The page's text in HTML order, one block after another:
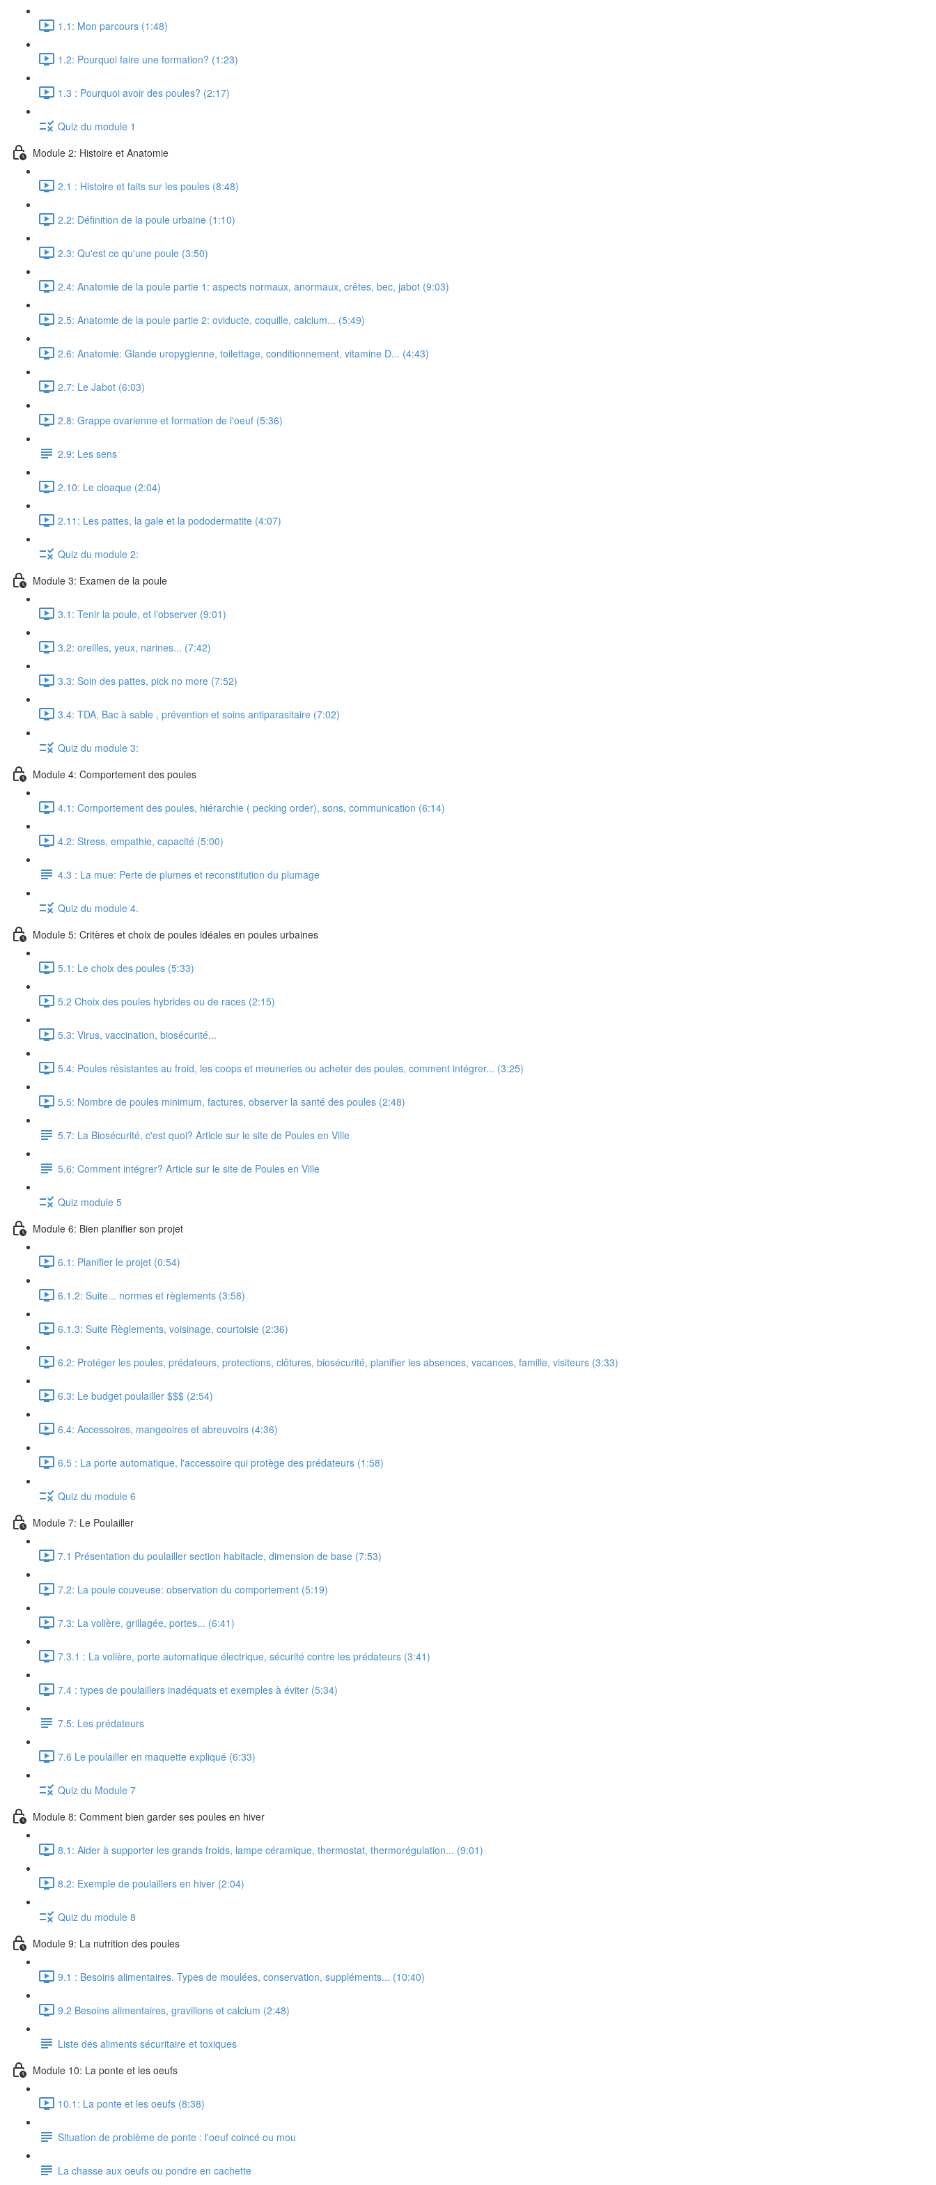
1.1: Mon parcours (1:48)
1.2: Pourquoi faire une formation? (1:23)
1.3 : Pourquoi avoir des poules? (2:17)
Quiz du module 1
Module 2: Histoire et Anatomie
2.1 : Histoire et faits sur les poules (8:48)
2.2: Définition de la poule urbaine (1:10)
2.3: Qu'est ce qu'une poule (3:50)
2.4: Anatomie de la poule partie 1: aspects normaux, anormaux, crêtes, bec, jabot (9:03)
2.5: Anatomie de la poule partie 2: oviducte, coquille, calcium... (5:49)
2.6: Anatomie: Glande uropygienne, toilettage, conditionnement, vitamine D... (4:43)
2.7: Le Jabot (6:03)
2.8: Grappe ovarienne et formation de l'oeuf (5:36)
2.9: Les sens
2.10: Le cloaque (2:04)
2.11: Les pattes, la gale et la pododermatite (4:07)
Quiz du module 2:
Module 3: Examen de la poule
3.1: Tenir la poule, et l'observer (9:01)
3.2: oreilles, yeux, narines... (7:42)
3.3: Soin des pattes, pick no more (7:52)
3.4: TDA, Bac à sable , prévention et soins antiparasitaire (7:02)
Quiz du module 3:
Module 4: Comportement des poules
4.1: Comportement des poules, hiérarchie ( pecking order), sons, communication (6:14)
4.2: Stress, empathie, capacité (5:00)
4.3 : La mue: Perte de plumes et reconstitution du plumage
Quiz du module 4.
Module 5: Critères et choix de poules idéales en poules urbaines
5.1: Le choix des poules (5:33)
5.2 Choix des poules hybrides ou de races (2:15)
5.3: Virus, vaccination, biosécurité...
5.4: Poules résistantes au froid, les coops et meuneries ou acheter des poules, comment intégrer... (3:25)
5.5: Nombre de poules minimum, factures, observer la santé des poules (2:48)
5.7: La Biosécurité, c'est quoi? Article sur le site de Poules en Ville
5.6: Comment intégrer? Article sur le site de Poules en Ville
Quiz module 5
Module 6: Bien planifier son projet
6.1: Planifier le projet (0:54)
6.1.2: Suite... normes et règlements (3:58)
6.1.3: Suite Règlements, voisinage, courtoisie (2:36)
6.2: Protéger les poules, prédateurs, protections, clôtures, biosécurité, planifier les absences, vacances, famille, visiteurs (3:33)
6.3: Le budget poulailler $$$ (2:54)
6.4: Accessoires, mangeoires et abreuvoirs (4:36)
6.5 : La porte automatique, l'accessoire qui protège des prédateurs (1:58)
Quiz du module 6
Module 7: Le Poulailler
7.1 Présentation du poulailler section habitacle, dimension de base (7:53)
7.2: La poule couveuse: observation du comportement (5:19)
7.3: La volière, grillagée, portes... (6:41)
7.3.1 : La volière, porte automatique électrique, sécurité contre les prédateurs (3:41)
7.4 : types de poulaillers inadéquats et exemples à éviter (5:34)
7.5: Les prédateurs
7.6 Le poulailler en maquette expliqué (6:33)
Quiz du Module 7
Module 8: Comment bien garder ses poules en hiver
8.1: Aider à supporter les grands froids, lampe céramique, thermostat, thermorégulation... (9:01)
8.2: Exemple de poulaillers en hiver (2:04)
Quiz du module 8
Module 9: La nutrition des poules
9.1 : Besoins alimentaires. Types de moulées, conservation, suppléments... (10:40)
9.2 Besoins alimentaires, gravillons et calcium (2:48)
Liste des aliments sécuritaire et toxiques
Module 10: La ponte et les oeufs
10.1: La ponte et les oeufs (8:38)
Situation de problème de ponte : l'oeuf coincé ou mou
La chasse aux oeufs ou pondre en cachette